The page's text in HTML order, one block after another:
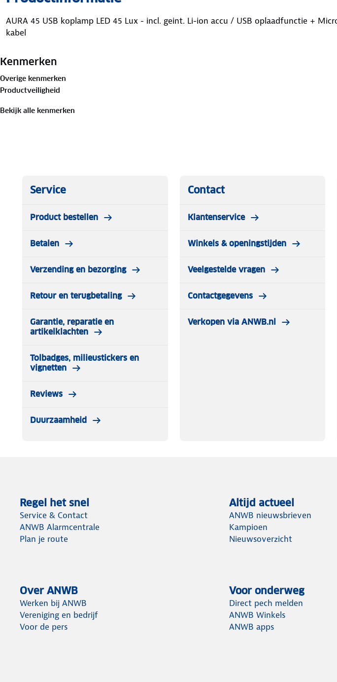
AURA 45 USB koplamp LED 45 Lux - incl. geint. Li-ion accu / USB oplaadfunctie +
kabel
Kenmerken
Overige kenmerken
Productveiligheid
Bekijk alle kenmerken
Service
Product bestellen
Betalen
Verzending en bezorging
Retour en terugbetaling
Garantie, reparatie en
artikelklachten
Tolbadges, milieustickers en
vignetten
Reviews
Duurzaamheid
Contact
Klantenservice
Winkels & openingstijden
Veelgestelde vragen
Contactgegevens
Verkopen via ANWB.nl
Regel het snel
Service & Contact
ANWB Alarmcentrale
Plan je route
Altijd actueel
ANWB nieuwsbrieven
Kampioen
Nieuwsoverzicht
Over ANWB
Werken bij ANWB
Vereniging en bedrijf
Voor de pers
Voor onderweg
Direct pech melden
ANWB Winkels
ANWB apps